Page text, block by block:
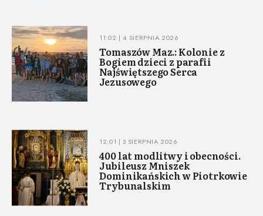
11:02 | 4 SIERPNIA 2026
Tomaszów Maz.: Kolonie z
Bogiem dzieci z parafii
Najświętszego Serca
Jezusowego
12:01 | 3 SIERPNIA 2026
400 lat modlitwy i obecności.
Jubileusz Mniszek
Dominikańskich w Piotrkowie
Trybunalskim